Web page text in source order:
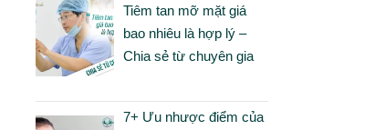
Tiêm tan mỡ mặt giá
bao nhiêu là hợp lý –
Chia sẻ từ chuyên gia
7+ Ưu nhược điểm của